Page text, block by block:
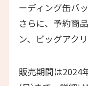
ーディング缶バ
さらに、予約商
ン、ビッグアク
販売期間は2024